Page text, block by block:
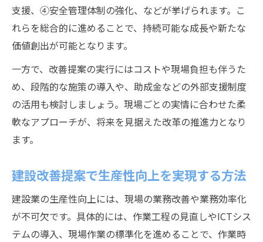
支援、④安全管理体制の強化、などが挙げられます。こ
れらを総合的に進めることで、持続可能な成長や新たな
価値創出が可能となります。
一方で、改善提案の実行にはコストや現場負担も伴うた
め、段階的な施策の導入や、助成金などの外部支援制度
の活用も検討しましょう。現場ごとの実情に合わせた柔
軟なアプローチが、将来を見据えた改革の推進力となり
ます。
建設改善提案で生産性向上を実現する方法
建設業の生産性向上には、現場の業務改善や業務効率化
が不可欠です。具体的には、作業工程の見直しやICTシス
テムの導入、現場作業の標準化を進めることで、作業時